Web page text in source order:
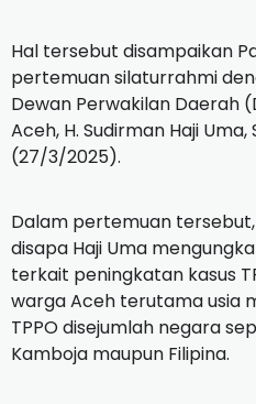
Hal tersebut disampaikan
pertemuan silaturrahmi
Dewan Perwakilan Daerah
Aceh, H. Sudirman Haji Uma,
(27/3/2025).
Dalam pertemuan
disapa Haji Uma
terkait peningkatan kasus
warga Aceh terutama usia
TPPO disejumlah negara
Kamboja maupun Filipina.